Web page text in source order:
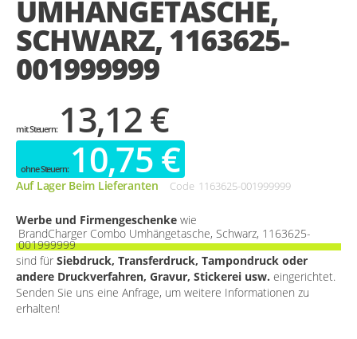
gallery
UMHÄNGETASCHE,
SCHWARZ, 1163625-
001999999
13,12 €
10,75 €
Auf Lager Beim Lieferanten Code 1163625-001999999
Werbe und Firmengeschenke wie
BrandCharger Combo Umhängetasche, Schwarz, 1163625-
001999999
sind für Siebdruck, Transferdruck, Tampondruck oder
andere Druckverfahren, Gravur, Stickerei usw. eingerichtet.
Senden Sie uns eine Anfrage, um weitere Informationen zu
erhalten!